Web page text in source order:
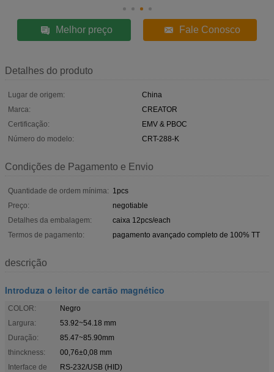
Melhor preço Fale Conosco
Detalhes do produto
Lugar de origem:
China
Marca:
CREATOR
Certificação:
EMV & PBOC
Número do modelo:
CRT-288-K
Condições de Pagamento e Envio
Quantidade de ordem mínima: 1pcs
Preço:
negotiable
Detalhes da embalagem:
caixa 12pcs/each
Termos de pagamento:
pagamento avançado completo de 100% TT
descrição
Introduza o leitor de cartão magnético
COLOR:
Negro
Largura:
53.92~54.18 mm
Duração:
85.47~85.90mm
thinckness:
00,76±0,08 mm
Interface de
RS-232/USB (HID)